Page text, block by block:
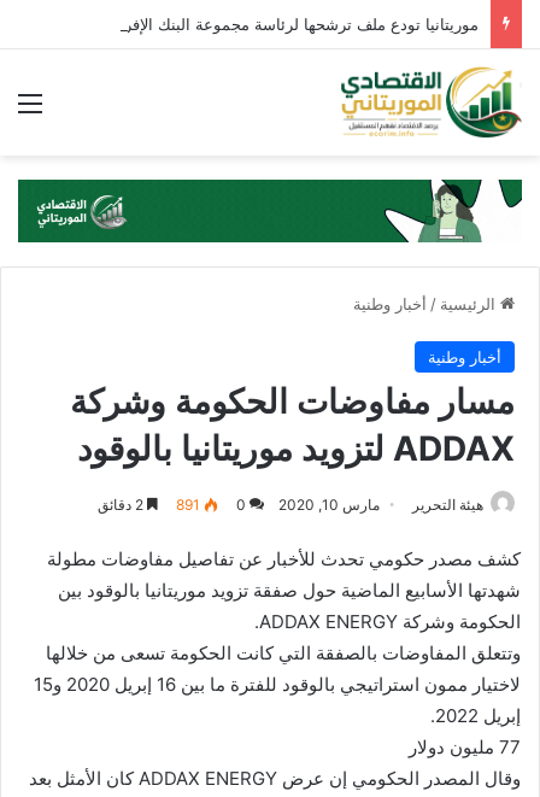
موريتانيا تودع ملف ترشحها لرئاسة مجموعة البنك الإفريقي للتنمية
الرئيسية / أخبار وطنية
أخبار وطنية
مسار مفاوضات الحكومة وشركة
ADDAX لتزويد موريتانيا بالوقود
هيئة التحرير مارس 10, 2020 0
891
كشف مصدر حكومي تحدث للأخبار عن تفاصيل مفاوضات مطولة
شهدتها الأسابيع الماضية حول صفقة تزويد موريتانيا بالوقود بين
الحكومة وشركة ADDAX ENERGY.
وتتعلق المفاوضات بالصفقة التي كانت الحكومة تسعى من خلالها
لاختيار ممون استراتيجي بالوقود للفترة ما بين 16 إبريل 2020 و15
إبريل 2022.
77 مليون دولار
وقال المصدر الحكومي إن عرض ADDAX ENERGY كان الأمثل بعد